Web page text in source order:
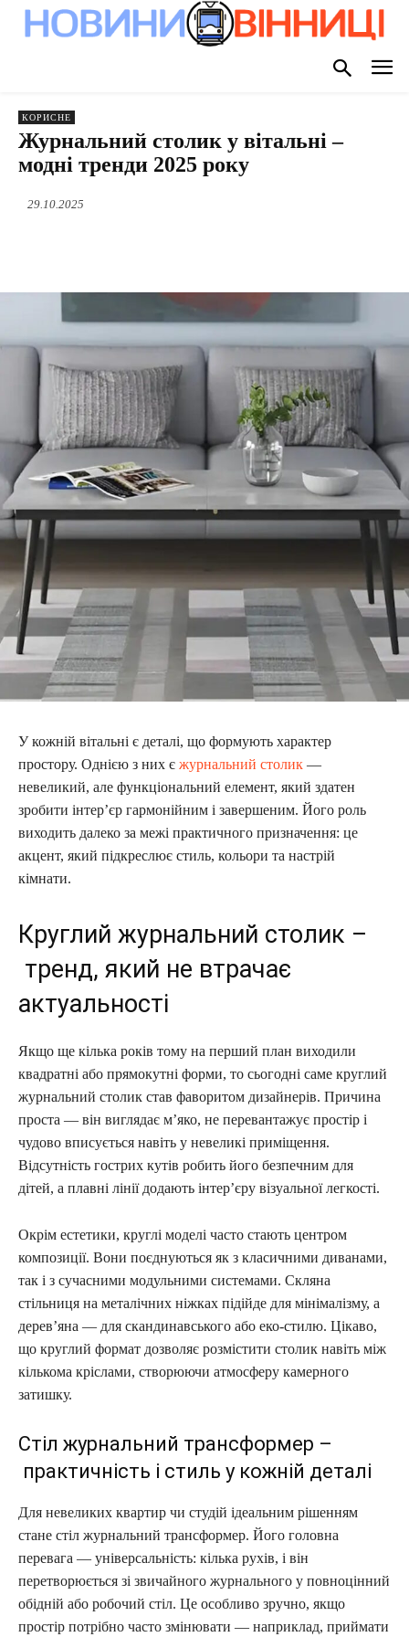
КОРИСНЕ
Журнальний столик у вітальні –
модні тренди 2025 року
29.10.2025
У кожній вітальні є деталі, що формують характер
простору. Однією з них є журнальний столик —
невеликий, але функціональний елемент, який здатен
зробити інтер’єр гармонійним і завершеним. Його роль
виходить далеко за межі практичного призначення: це
акцент, який підкреслює стиль, кольори та настрій
кімнати.
Круглий журнальний столик –
тренд, який не втрачає
актуальності
Якщо ще кілька років тому на перший план виходили
квадратні або прямокутні форми, то сьогодні саме круглий
журнальний столик став фаворитом дизайнерів. Причина
проста — він виглядає м’яко, не перевантажує простір і
чудово вписується навіть у невеликі приміщення.
Відсутність гострих кутів робить його безпечним для
дітей, а плавні лінії додають інтер’єру візуальної легкості.
Окрім естетики, круглі моделі часто стають центром
композиції. Вони поєднуються як з класичними диванами,
так і з сучасними модульними системами. Скляна
стільниця на металічних ніжках підійде для мінімалізму, а
дерев’яна — для скандинавського або еко-стилю. Цікаво,
що круглий формат дозволяє розмістити столик навіть між
кількома кріслами, створюючи атмосферу камерного
затишку.
Стіл журнальний трансформер –
практичність і стиль у кожній деталі
Для невеликих квартир чи студій ідеальним рішенням
стане стіл журнальний трансформер. Його головна
перевага — універсальність: кілька рухів, і він
перетворюється зі звичайного журнального у повноцінний
обідній або робочий стіл. Це особливо зручно, якщо
простір потрібно часто змінювати — наприклад, приймати